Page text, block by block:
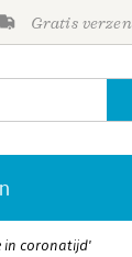
Gratis
in coronatijd'